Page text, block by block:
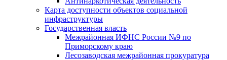
Карта доступности объектов социальной
инфраструктуры
Государственная власть
Межрайонная ИФНС России №9 по
Приморскому краю
Лесозаводская межрайонная прокуратура